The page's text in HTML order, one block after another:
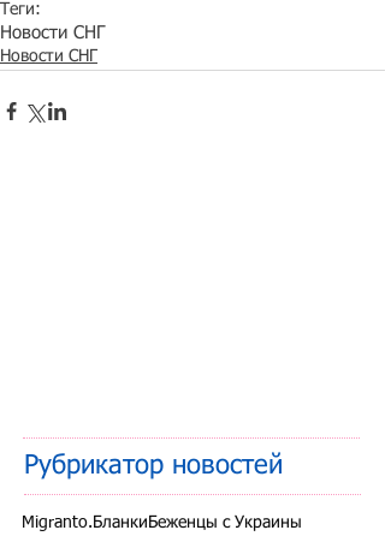
Теги:
Новости СНГ
Новости СНГ
Рубрикатор новостей
Migranto.Бланки Беженцы с Украины